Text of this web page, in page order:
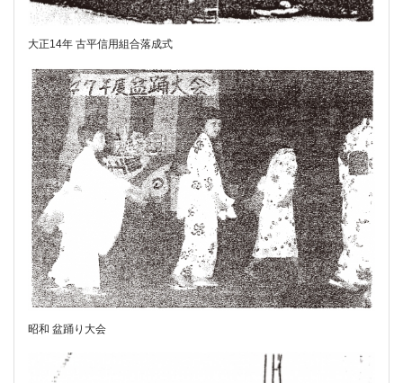
大正14年 古平信用組合落成式
昭和 盆踊り大会